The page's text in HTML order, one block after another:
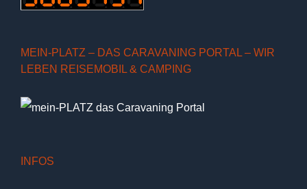
MEIN-PLATZ – DAS CARAVANING PORTAL – WIR
LEBEN REISEMOBIL & CAMPING
INFOS